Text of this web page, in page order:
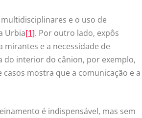
e o uso de
Urbia[1]. Por outro lado, expôs
mirantes e a necessidade de
do interior do cânion, por exemplo,
mostra que a comunicação e a
é indispensável, mas sem